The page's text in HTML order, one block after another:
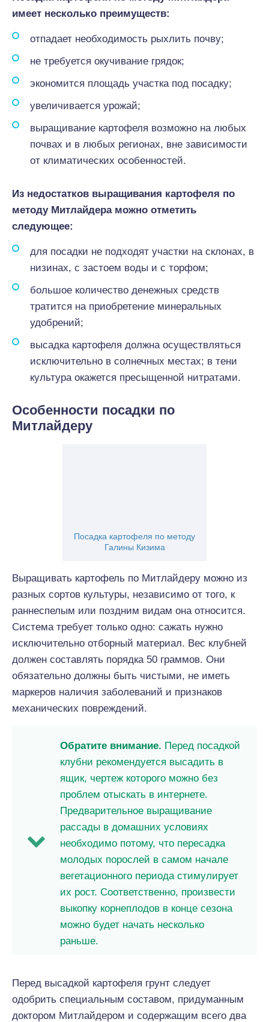
имеет несколько преимуществ:
отпадает необходимость рыхлить почву;
не требуется окучивание грядок;
экономится площадь участка под посадку;
увеличивается урожай;
выращивание картофеля возможно на любых
почвах и в любых регионах, вне зависимости
от климатических особенностей.
Из недостатков выращивания картофеля по
методу Митлайдера можно отметить
следующее:
для посадки не подходят участки на склонах, в
низинах, с застоем воды и с торфом;
большое количество денежных средств
тратится на приобретение минеральных
удобрений;
высадка картофеля должна осуществляться
исключительно в солнечных местах; в тени
культура окажется пресыщенной нитратами.
Особенности посадки по
Митлайдеру
Посадка картофеля по методу
Галины Кизима
Выращивать картофель по Митлайдеру можно из
разных сортов культуры, независимо от того, к
раннеспелым или поздним видам она относится.
Система требует только одно: сажать нужно
исключительно отборный материал. Вес клубней
должен составлять порядка 50 граммов. Они
обязательно должны быть чистыми, не иметь
маркеров наличия заболеваний и признаков
механических повреждений.
Обратите внимание. Перед посадкой
клубни рекомендуется высадить в
ящик, чертеж которого можно без
проблем отыскать в интернете.
Предварительное выращивание
рассады в домашних условиях
необходимо потому, что пересадка
молодых порослей в самом начале
вегетационного периода стимулирует
их рост. Соответственно, произвести
выкопку корнеплодов в конце сезона
можно будет начать несколько
раньше.
Перед высадкой картофеля грунт следует
одобрить специальным составом, придуманным
доктором Митлайдером и содержащим всего два